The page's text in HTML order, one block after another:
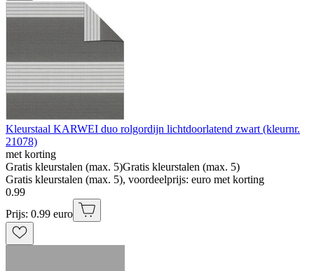
Kleurstaal KARWEI duo rolgordijn lichtdoorlatend zwart (kleurnr.
21078)
met korting
Gratis kleurstalen (max. 5)Gratis kleurstalen (max. 5)
Gratis kleurstalen (max. 5), voordeelprijs: euro met korting
0.99
Prijs: 0.99 euro